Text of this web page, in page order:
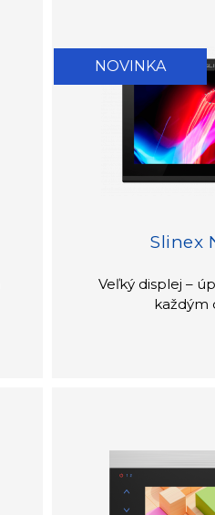
NOVINKA
Slinex
Veľký displej –
každým